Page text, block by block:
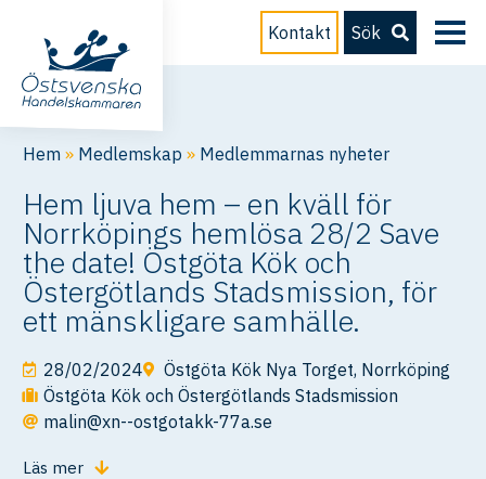
Kontakt Sök
Hem » Medlemskap » Medlemmarnas nyheter
Hem ljuva hem – en kväll för
Norrköpings hemlösa 28/2 Save
the date! Östgöta Kök och
Östergötlands Stadsmission, för
ett mänskligare samhälle.
28/02/2024
Östgöta Kök Nya Torget, Norrköping
Östgöta Kök och Östergötlands Stadsmission
malin@xn--ostgotakk-77a.se
Läs mer